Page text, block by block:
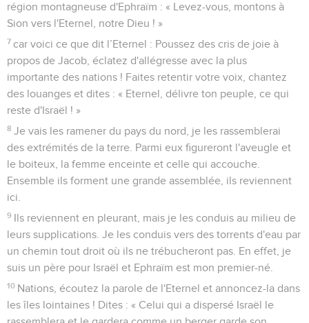
région montagneuse d'Ephraïm : « Levez-vous, montons à
Sion vers l'Eternel, notre Dieu ! »
7 car voici ce que dit l’Eternel : Poussez des cris de joie à
propos de Jacob, éclatez d'allégresse avec la plus
importante des nations ! Faites retentir votre voix, chantez
des louanges et dites : « Eternel, délivre ton peuple, ce qui
reste d'Israël ! »
8 Je vais les ramener du pays du nord, je les rassemblerai
des extrémités de la terre. Parmi eux figureront l'aveugle et
le boiteux, la femme enceinte et celle qui accouche.
Ensemble ils forment une grande assemblée, ils reviennent
ici.
9 Ils reviennent en pleurant, mais je les conduis au milieu de
leurs supplications. Je les conduis vers des torrents d'eau par
un chemin tout droit où ils ne trébucheront pas. En effet, je
suis un père pour Israël et Ephraïm est mon premier-né.
10 Nations, écoutez la parole de l'Eternel et annoncez-la dans
les îles lointaines ! Dites : « Celui qui a dispersé Israël le